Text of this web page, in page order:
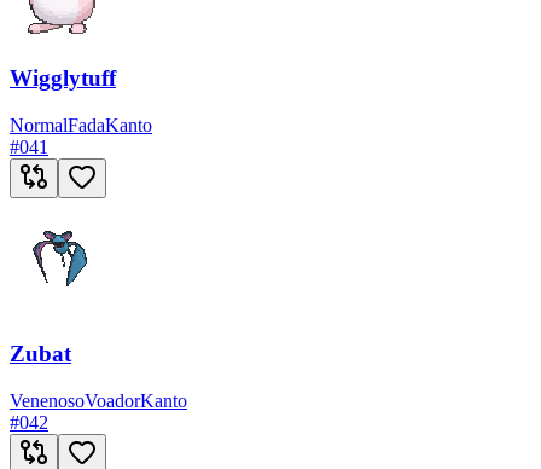
Wigglytuff
NormalFadaKanto
#041
Zubat
VenenosoVoadorKanto
#042